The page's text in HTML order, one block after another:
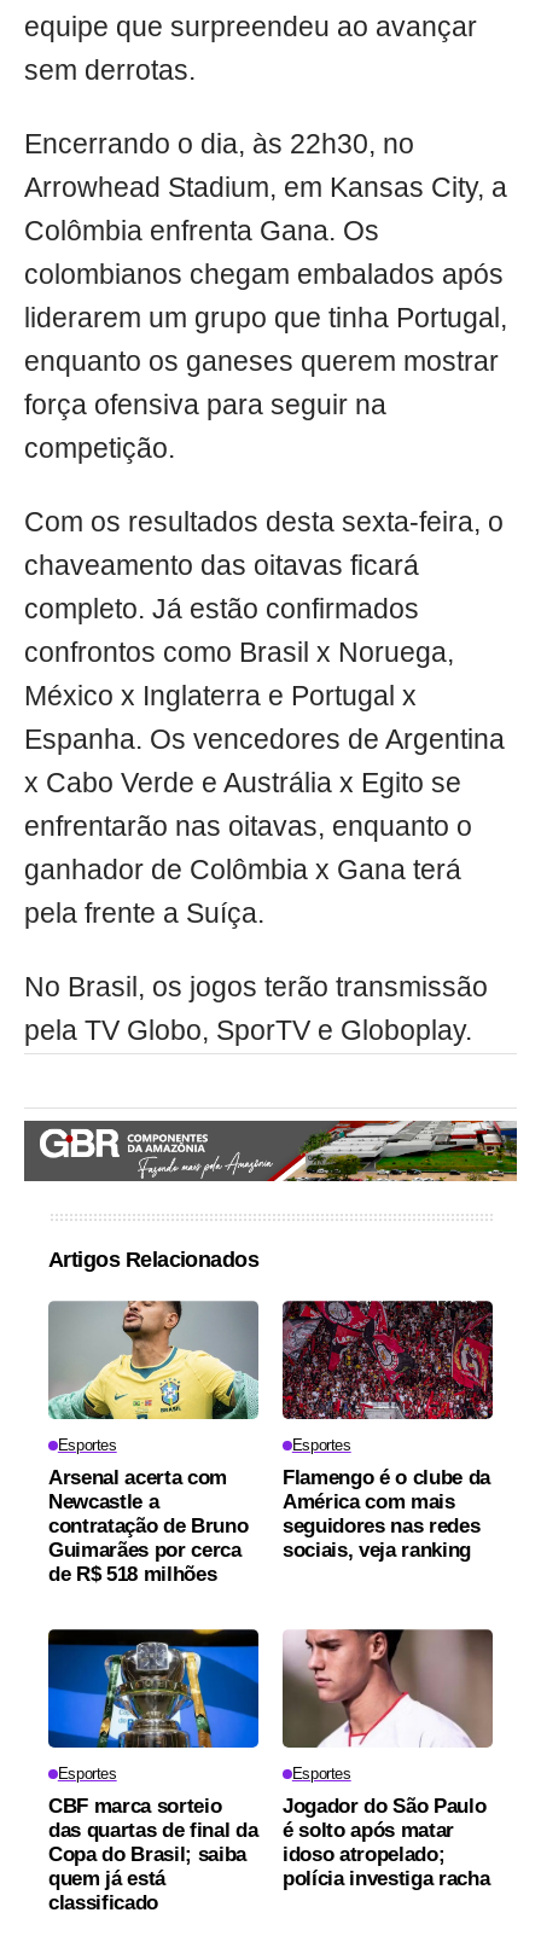
equipe que surpreendeu ao avançar
sem derrotas.
Encerrando o dia, às 22h30, no
Arrowhead Stadium, em Kansas City, a
Colômbia enfrenta Gana. Os
colombianos chegam embalados após
liderarem um grupo que tinha Portugal,
enquanto os ganeses querem mostrar
força ofensiva para seguir na
competição.
Com os resultados desta sexta-feira, o
chaveamento das oitavas ficará
completo. Já estão confirmados
confrontos como Brasil x Noruega,
México x Inglaterra e Portugal x
Espanha. Os vencedores de Argentina
x Cabo Verde e Austrália x Egito se
enfrentarão nas oitavas, enquanto o
ganhador de Colômbia x Gana terá
pela frente a Suíça.
No Brasil, os jogos terão transmissão
pela TV Globo, SporTV e Globoplay.
Artigos Relacionados
Esportes
Arsenal acerta com
Newcastle a
contratação de Bruno
Guimarães por cerca
de R$ 518 milhões
Esportes
Flamengo é o clube da
América com mais
seguidores nas redes
sociais, veja ranking
Esportes
CBF marca sorteio
das quartas de final da
Copa do Brasil; saiba
quem já está
classificado
Esportes
Jogador do São Paulo
é solto após matar
idoso atropelado;
polícia investiga racha